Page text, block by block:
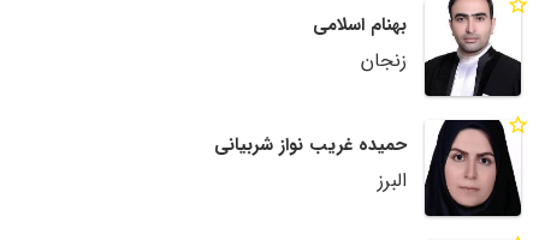
بهنام اسلامی
زنجان
حمیده غریب نواز شربیانی
البرز